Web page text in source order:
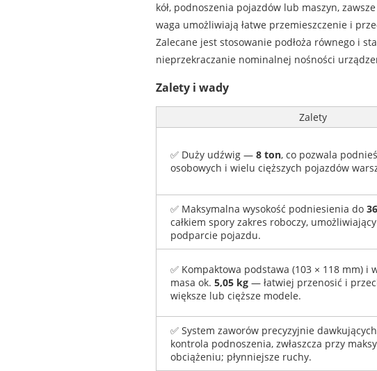
kół, podnoszenia pojazdów lub maszyn,
waga umożliwiają łatwe przemieszczenie i
Zalecane jest stosowanie podłoża równego i
nieprzekraczanie nominalnej nośności
Zalety i wady
Zalety
✅ Duży udźwig — 8 ton, co pozwala
osobowych i wielu cięższych pojazdów
✅ Maksymalna wysokość podniesienia do
całkiem spory zakres roboczy,
podparcie pojazdu.
✅ Kompaktowa podstawa (103 × 118 mm) i
masa ok. 5,05 kg— łatwiej przenosić i
większe lub cięższe modele.
✅ System zaworów precyzyjnie
kontrola podnoszenia, zwłaszcza przy
obciążeniu; płynniejsze ruchy.